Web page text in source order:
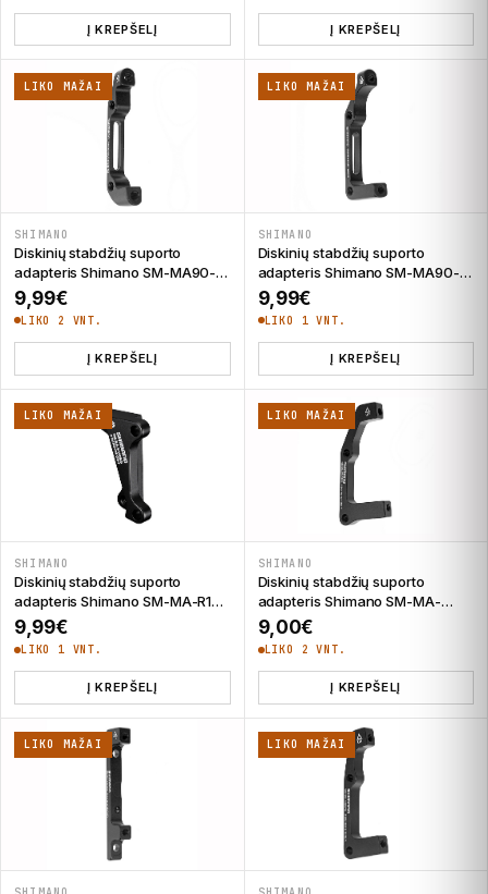
Į KREPŠELĮ Į KREPŠELĮ
LIKO MAŽAI
SHIMANO
Diskinių stabdžių suporto
adapteris Shimano SM-MA90-
R160 Post/Standard
9,99€
LIKO 2 VNT.
Į KREPŠELĮ
LIKO MAŽAI
SHIMANO
Diskinių stabdžių suporto
adapteris Shimano SM-MA90-
R180
9,99€
LIKO 1 VNT.
Į KREPŠELĮ
LIKO MAŽAI
SHIMANO
Diskinių stabdžių suporto
adapteris Shimano SM-MA-R180
S/S
9,99€
LIKO 1 VNT.
Į KREPŠELĮ
LIKO MAŽAI
SHIMANO
Diskinių stabdžių suporto
adapteris Shimano SM-MA-
R203 Post/Standard
9,00€
LIKO 2 VNT.
Į KREPŠELĮ
LIKO MAŽAI LIKO MAŽAI